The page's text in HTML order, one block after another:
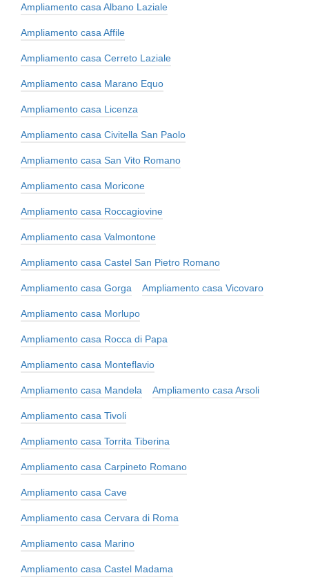
Ampliamento casa Albano Laziale
Ampliamento casa Affile
Ampliamento casa Cerreto Laziale
Ampliamento casa Marano Equo
Ampliamento casa Licenza
Ampliamento casa Civitella San Paolo
Ampliamento casa San Vito Romano
Ampliamento casa Moricone
Ampliamento casa Roccagiovine
Ampliamento casa Valmontone
Ampliamento casa Castel San Pietro Romano
Ampliamento casa Gorga Ampliamento casa Vicovaro
Ampliamento casa Morlupo
Ampliamento casa Rocca di Papa
Ampliamento casa Monteflavio
Ampliamento casa Mandela Ampliamento casa Arsoli
Ampliamento casa Tivoli
Ampliamento casa Torrita Tiberina
Ampliamento casa Carpineto Romano
Ampliamento casa Cave
Ampliamento casa Cervara di Roma
Ampliamento casa Marino
Ampliamento casa Castel Madama